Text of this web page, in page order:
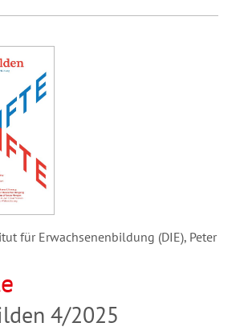
für Erwachsenenbildung (DIE), Peter
4/2025